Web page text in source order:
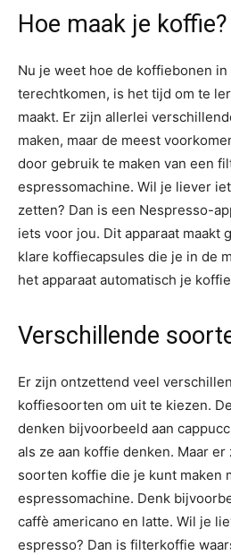
Hoe maak je koffie?
Nu je weet hoe de koffiebonen
terechtkomen, is het tijd om te
maakt. Er zijn allerlei
maken, maar de meest
door gebruik te maken van een
espressomachine. Wil je liever
zetten? Dan is een Nespresso-
iets voor jou. Dit apparaat maakt
klare koffiecapsules die je in de
het apparaat automatisch je
Verschillende
Er zijn ontzettend veel
koffiesoorten om uit te kiezen.
denken bijvoorbeeld aan
als ze aan koffie denken. Maar
soorten koffie die je kunt maken
espressomachine. Denk
caffè americano en latte. Wil je
espresso? Dan is filterkoffie